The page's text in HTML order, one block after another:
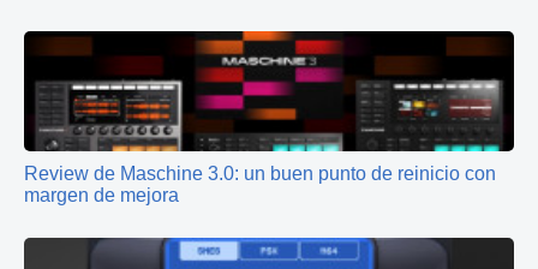
Review de Maschine 3.0: un buen punto de reinicio con
margen de mejora